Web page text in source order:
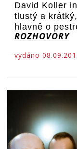
David Koller
tlustý a
hlavně o
ROZHOVORY
vydáno